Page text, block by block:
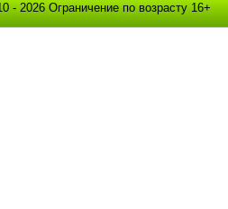
- 2026 Ограничение по возрасту 16+